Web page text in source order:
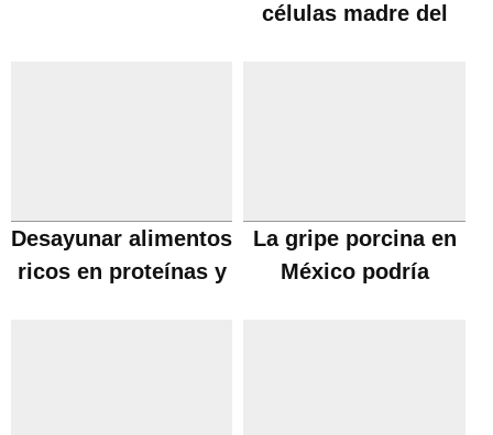
células madre del
Desayunar alimentos
ricos en proteínas y
La gripe porcina en
México podría